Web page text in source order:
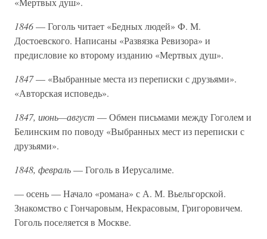
1846— Гоголь читает «Бедных людей» Ф. М.
Достоевского. Написаны «Развязка Ревизора» и
предисловие ко второму изданию «Мертвых душ».
1847— «Выбранные места из переписки с друзьями».
«Авторская исповедь».
1847, июнь—август — Обмен письмами между Гоголем и
Белинским по поводу «Выбранных мест из переписки с
друзьями».
1848, февраль— Гоголь в Иерусалиме.
— осень — Начало «романа» с А. М. Вьельгорской.
Знакомство с Гончаровым, Некрасовым, Григоровичем.
Гоголь поселяется в Москве.